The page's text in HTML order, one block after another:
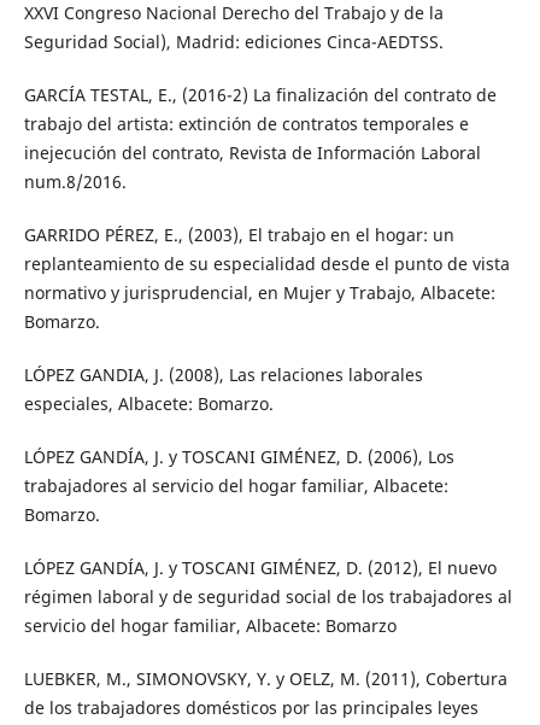
XXVI Congreso Nacional Derecho del Trabajo y de la
Seguridad Social), Madrid: ediciones Cinca-AEDTSS.
GARCÍA TESTAL, E., (2016-2) La finalización del contrato de
trabajo del artista: extinción de contratos temporales e
inejecución del contrato, Revista de Información Laboral
num.8/2016.
GARRIDO PÉREZ, E., (2003), El trabajo en el hogar: un
replanteamiento de su especialidad desde el punto de vista
normativo y jurisprudencial, en Mujer y Trabajo, Albacete:
Bomarzo.
LÓPEZ GANDIA, J. (2008), Las relaciones laborales
especiales, Albacete: Bomarzo.
LÓPEZ GANDÍA, J. y TOSCANI GIMÉNEZ, D. (2006), Los
trabajadores al servicio del hogar familiar, Albacete:
Bomarzo.
LÓPEZ GANDÍA, J. y TOSCANI GIMÉNEZ, D. (2012), El nuevo
régimen laboral y de seguridad social de los trabajadores al
servicio del hogar familiar, Albacete: Bomarzo
LUEBKER, M., SIMONOVSKY, Y. y OELZ, M. (2011), Cobertura
de los trabajadores domésticos por las principales leyes